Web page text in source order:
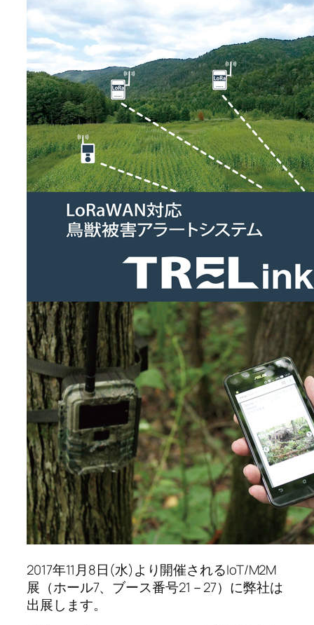
2017年11月8日(水)より開催されるIoT/M2M
展（ホール7、ブース番号21－27）に弊社は
出展します。